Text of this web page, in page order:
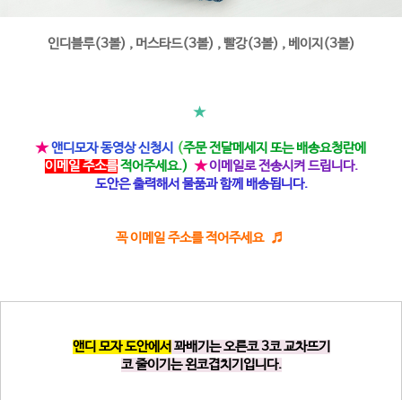
인디블루(3볼) , 머스타드(3볼) , 빨강(3볼) , 베이지(3볼)
★
★앤디모자 동영상 신청시 (주문 전달메세지 또는 배송요청란에
이메일 주소를 적어주세요.) ★ 이메일로 전송시켜 드립니다.
도안은 출력해서 물품과 함께 배송됩니다.
꼭 이메일 주소를 적어주세요 ♬
앤디 모자 도안에서 꽈배기는 오른코 3코 교차뜨기
코 줄이기는 왼코겹치기입니다.